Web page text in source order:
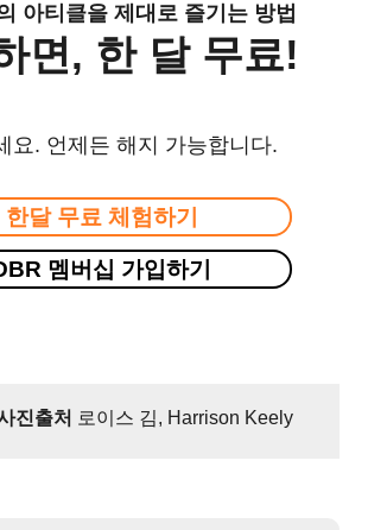
아티클을 제대로 즐기는 방법
면, 한 달 무료!
요. 언제든 해지 가능합니다.
한달 무료 체험하기
멤버십 가입하기
진출처 로이스 김, Harrison Keely